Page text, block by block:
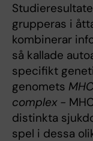
grupperas i
kombinerar
så kallade
specifikt
genomets
complex-
distinkta
spel i dessa